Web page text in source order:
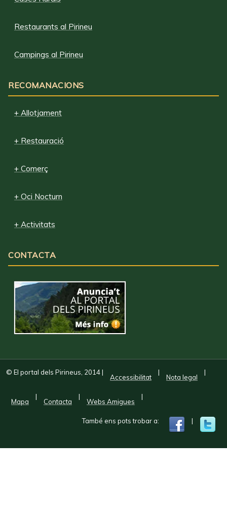
Restaurants al Pirineu
Campings al Pirineu
RECOMANACIONS
+ Allotjament
+ Restauració
+ Comerç
+ Oci Nocturn
+ Activitats
CONTACTA
© El portal dels Pirineus, 2014|
Accessibilitat
|
Nota legal
|
Mapa
|
Contacta
|
Webs Amigues
|
També ens pots trobar a: |